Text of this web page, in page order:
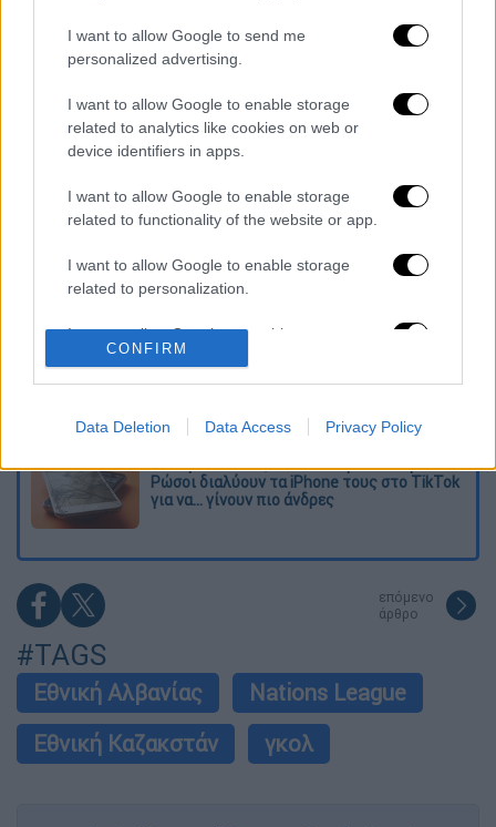
I want to allow Google to send me
personalized advertising.
I want to allow Google to enable storage
related to analytics like cookies on web or
device identifiers in apps.
I want to allow Google to enable storage
related to functionality of the website or app.
I want to allow Google to enable storage
related to personalization.
I want to allow Google to enable storage
related to security, including authentication
functionality and fraud prevention, and other
CONFIRM
Data Deletion Data Access Privacy Policy
Διαβάστε ακόμη
Εκτελέσεις, συλλήψεις και νέοι
περιορισμοί: Το Ιράν σκληραίνει τη γραμμή
στο εσωτερικό εν μέσω πολέμου
Η πρώτη δήλωση της οικογένειας της
Ντύθηκε «Χάρος», ανέβηκε στην οροφή
«Όχι γκέι 17 Pro, αλλά σπασμένο 11άρι»:
Ρώσοι διαλύουν τα iPhone τους στο TikTok
για να... γίνουν πιο άνδρες
επόμενο
άρθρο
#TAGS
Εθνική Αλβανίας
Nations League
Εθνική Καζακστάν
γκολ